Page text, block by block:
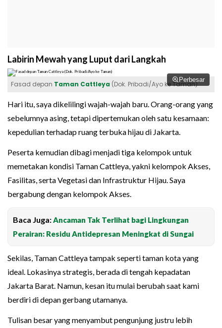
Labirin Mewah yang Luput dari Langkah
Perbesar
Fasad depan Taman Cattleya (Dok. Pribadi/Ayo ke Taman)
Hari itu, saya dikelilingi wajah-wajah baru. Orang-orang yang
sebelumnya asing, tetapi dipertemukan oleh satu kesamaan:
kepedulian terhadap ruang terbuka hijau di Jakarta.
Peserta kemudian dibagi menjadi tiga kelompok untuk
memetakan kondisi Taman Cattleya, yakni kelompok Akses,
Fasilitas, serta Vegetasi dan Infrastruktur Hijau. Saya
bergabung dengan kelompok Akses.
Baca Juga:Ancaman Tak Terlihat bagi Lingkungan
Perairan: Residu Antidepresan Meningkat di Sungai
Sekilas, Taman Cattleya tampak seperti taman kota yang
ideal. Lokasinya strategis, berada di tengah kepadatan
Jakarta Barat. Namun, kesan itu mulai berubah saat kami
berdiri di depan gerbang utamanya.
Tulisan besar yang menyambut pengunjung justru lebih